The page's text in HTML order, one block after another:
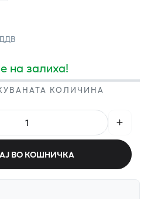
ДДВ
на залиха!
КОЛИЧИНА
ВО КОШНИЧКА